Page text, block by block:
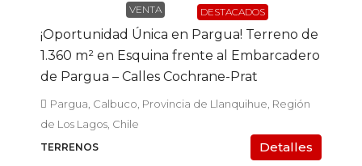
DESTACADOS
VENTA
¡Oportunidad Única en Pargua! Terreno de
1.360 m² en Esquina frente al Embarcadero
de Pargua – Calles Cochrane-Prat
Pargua, Calbuco, Provincia de Llanquihue, Región
de Los Lagos, Chile
TERRENOS Detalles